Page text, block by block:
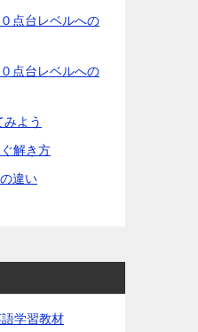
点台レベルへの
点台レベルへの
よう
解き方
違い
学習教材